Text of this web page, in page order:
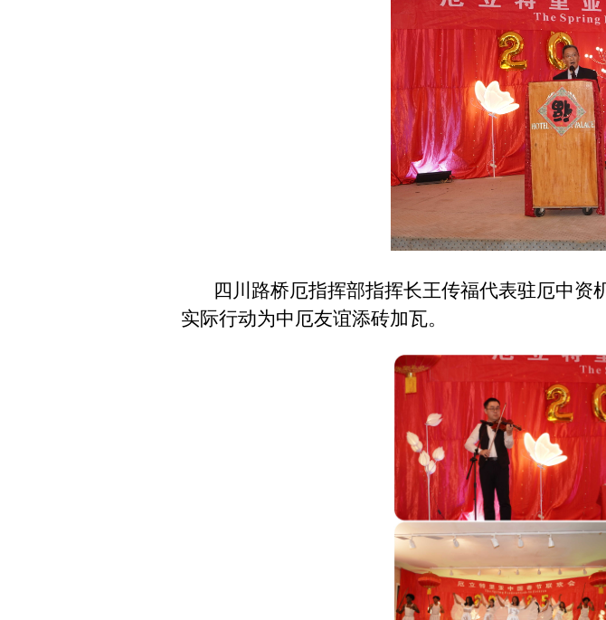
四川路桥厄指挥部指挥长王传福代表驻厄中
实际行动为中厄友谊添砖加瓦。